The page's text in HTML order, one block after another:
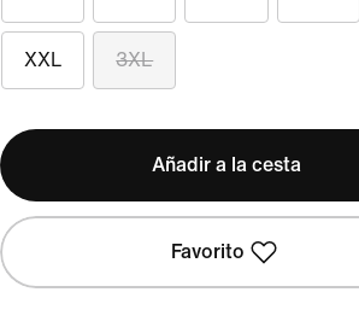
XXL 3XL
Añadir a la cesta
Favorito